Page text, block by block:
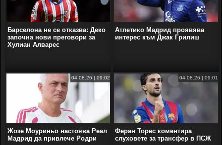
Барселона не се отказва: Деко
започна нови преговори за
Хулиан Алварес
Атлетико Мадрид проявява
интерес към Джак Грилиш
04.08.26 | 09:02
Жозе Моуриньо настоява Реал
Мадрид да привлече Родри
04.08.26 | 09:01
Феран Торес коментира
слуховете за трансфер в ПСЖ